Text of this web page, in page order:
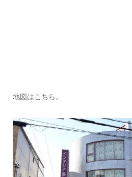
地図はこちら。